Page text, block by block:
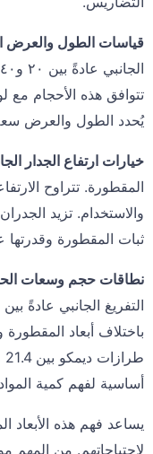
قياسات الطول والعرض
تتوافق هذه الأحجام مع
يُحدد الطول والعرض سعة
خيارات ارتفاع الجدار
والاستخدام. تزيد
ثبات المقطورة وقدرتها
نطاقات حجم وسعات
باختلاف أبعاد
أساسية لفهم كمية
يساعد فهم هذه الأبعاد
لاحتياجاتهم. من المهم